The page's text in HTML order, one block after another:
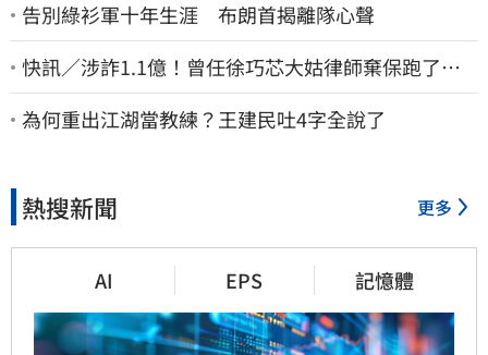
告別綠衫軍十年生涯 布朗首揭離隊心聲
快訊／涉詐1.1億！曾任徐巧芯大姑律師棄保跑了…
媽也離境 桃檢發通緝
為何重出江湖當教練？王建民吐4字全說了
熱搜新聞 更多
AI EPS 記憶體